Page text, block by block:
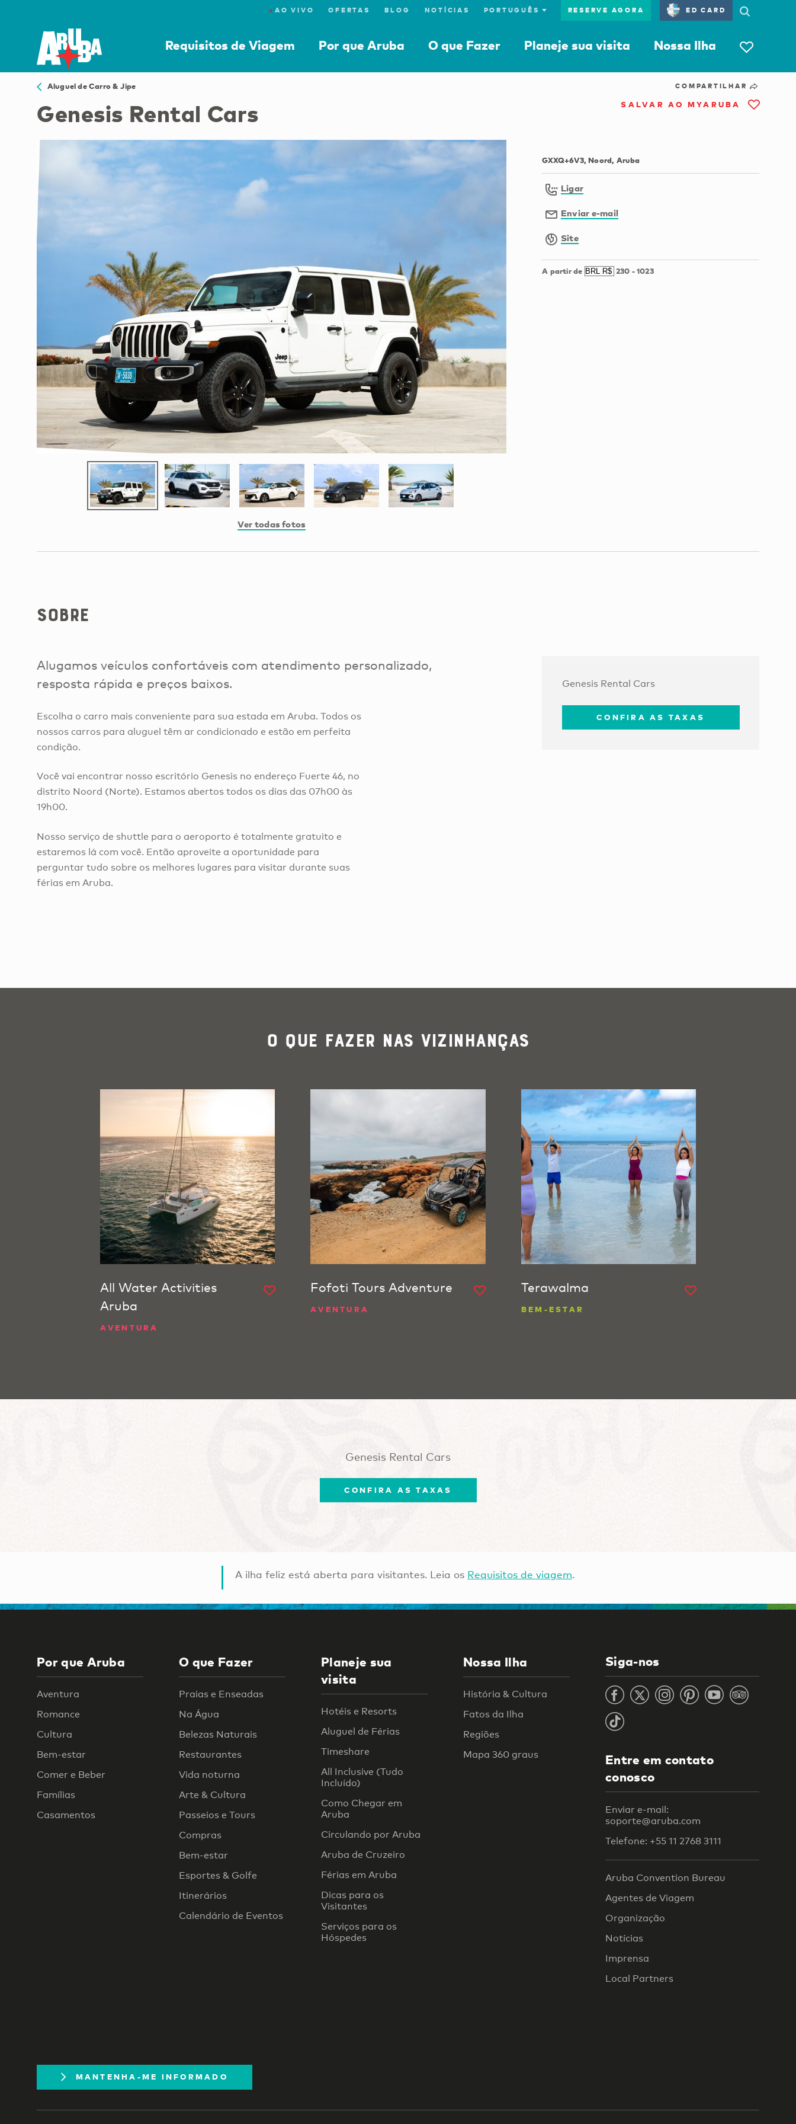
●AO VIVO OFERTAS BLOG NOTÍCIAS RESERVE AGORA ED CARD
Requisitos de Viagem Por que Aruba O que Fazer Planeje sua visita Nossa Ilha
Aluguel de Carro & Jipe
Genesis Rental Cars
Ver todas fotos
COMPARTILHAR
SALVAR AO MYARUBA
GXXQ+6V3, Noord, Aruba
Ligar
Enviar e-mail
Site
A partir de 230 -1023
Sobre
Alugamos veículos confortáveis com atendimento personalizado,
resposta rápida e preços baixos.
Escolha o carro mais conveniente para sua estada em Aruba. Todos os
nossos carros para aluguel têm ar condicionado e estão em perfeita
condição.
Você vai encontrar nosso escritório Genesis no endereço Fuerte 46, no
distrito Noord (Norte). Estamos abertos todos os dias das 07h00 às
19h00.
Nosso serviço de shuttle para o aeroporto é totalmente gratuito e
estaremos lá com você. Então aproveite a oportunidade para
perguntar tudo sobre os melhores lugares para visitar durante suas
férias em Aruba.
Genesis Rental Cars
CONFIRA AS TAXAS
O que Fazer nas Vizinhanças
All Water Activities
Aruba
AVENTURA
Fofoti Tours Adventure
AVENTURA
Terawalma
BEM-ESTAR
Genesis Rental Cars
CONFIRA AS TAXAS
A ilha feliz está aberta para visitantes. Leia os Requisitos de viagem.
Por que Aruba
Aventura
Romance
Cultura
Bem-estar
Comer e Beber
Famílias
Casamentos
O que Fazer
Praias e Enseadas
Na Água
Belezas Naturais
Restaurantes
Vida noturna
Arte & Cultura
Passeios e Tours
Compras
Bem-estar
Esportes & Golfe
Itinerários
Calendário de Eventos
Planeje sua
visita
Hotéis e Resorts
Aluguel de Férias
Timeshare
All Inclusive (Tudo
Incluído)
Como Chegar em
Aruba
Circulando por Aruba
Aruba de Cruzeiro
Férias em Aruba
Dicas para os
Visitantes
Serviços para os
Hóspedes
Nossa Ilha
História & Cultura
Fatos da Ilha
Regiões
Mapa 360 graus
Siga-nos
Entre em contato
conosco
Enviar e-mail:
soporte@aruba.com
Telefone: +55 11 2768 3111
Aruba Convention Bureau
Agentes de Viagem
Organização
Notícias
Imprensa
Local Partners
MANTENHA-ME INFORMADO